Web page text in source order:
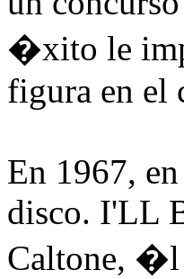
�xito le
figura en el
En 1967,
disco. I'LL
Caltone, �l